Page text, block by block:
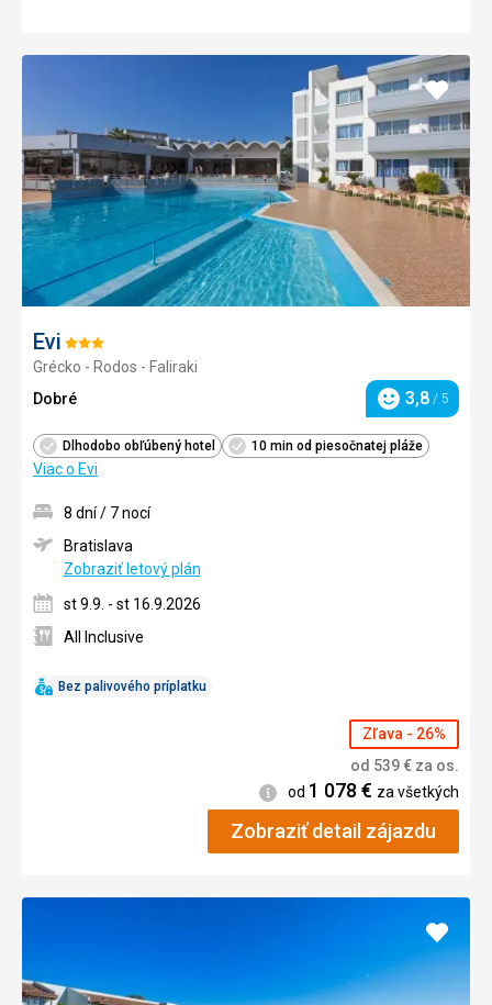
Evi Hodnotenie:
3/5
Grécko - Rodos - Faliraki
Dobré
Hodnotenie
3,8 / 5
Dlhodobo obľúbený hotel 10 min od piesočnatej pláže
Viac o Evi
Pridať
do
Bez palivového príplatku
8 dní / 7 nocí
Bratislava
Zobraziť letový plán
st 9.9. - st 16.9.2026
All Inclusive
Zľava - 26%
od 539€ za os.
Informácie
od 1 078 € za všetkých
Zobraziť detail zájazdu
Pridať
do